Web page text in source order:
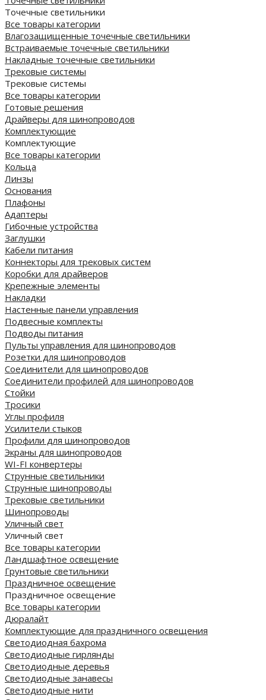
Точечные светильники
Все товары категории
Влагозащищенные точечные светильники
Встраиваемые точечные светильники
Накладные точечные светильники
Трековые системы
Трековые системы
Все товары категории
Готовые решения
Драйверы для шинопроводов
Комплектующие
Комплектующие
Все товары категории
Кольца
Линзы
Основания
Плафоны
Адаптеры
Гибочные устройства
Заглушки
Кабели питания
Коннекторы для трековых систем
Коробки для драйверов
Крепежные элементы
Накладки
Настенные панели управления
Подвесные комплекты
Подводы питания
Пульты управления для шинопроводов
Розетки для шинопроводов
Соединители для шинопроводов
Соединители профилей для шинопроводов
Стойки
Тросики
Углы профиля
Усилители стыков
Профили для шинопроводов
Экраны для шинопроводов
WI-FI конвертеры
Струнные светильники
Струнные шинопроводы
Трековые светильники
Шинопроводы
Уличный свет
Уличный свет
Все товары категории
Ландшафтное освещение
Грунтовые светильники
Праздничное освещение
Праздничное освещение
Все товары категории
Дюралайт
Комплектующие для праздничного освещения
Светодиодная бахрома
Светодиодные гирлянды
Светодиодные деревья
Светодиодные занавесы
Светодиодные нити